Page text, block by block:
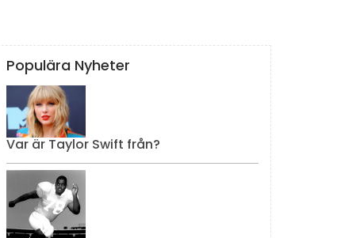
Populära Nyheter
Var är Taylor Swift från?